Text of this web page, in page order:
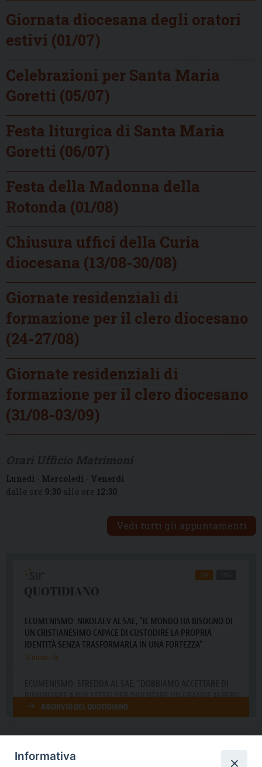
Giornata diocesana degli oratori
estivi (01/07)
Celebrazioni per Santa Maria
Goretti (05/07)
Festa liturgica di Santa Maria
Goretti (06/07)
Festa della Madonna della
Rotonda (01/08)
Chiusura uffici della Curia
diocesana (13/08-30/08)
Giornate residenziali di
formazione per il clero diocesano
(24-27/08)
Giornate residenziali di
formazione per il clero diocesano
(31/08-03/09)
Lunedì - Mercoledì - Venerdì
dalle ore 9:30 alle ore 12:30
Vedi tutti gli appuntamenti
DIOCESI SUBURBICARIA DI ALBANO
Informativa